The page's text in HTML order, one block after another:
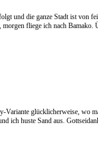
und die ganze Stadt ist von
fliege ich nach Bamako.
glücklicherweise, wo
ich huste Sand aus.